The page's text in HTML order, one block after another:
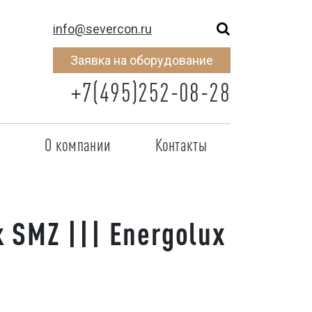
info@severcon.ru
Заявка на оборудование
+7(495)252-08-28
О компании Контакты
||| Energolux